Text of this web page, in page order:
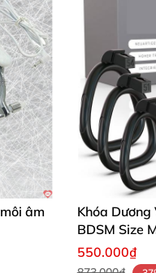
âm
Khóa Dương
BDSM Size
550.000₫